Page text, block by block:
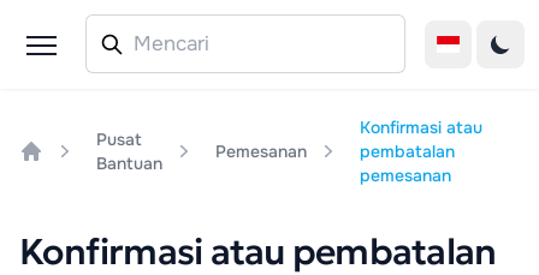
Pusat
Bantuan
Pemesanan
Konfirmasi atau
pembatalan
pemesanan
Konfirmasi atau pembatalan